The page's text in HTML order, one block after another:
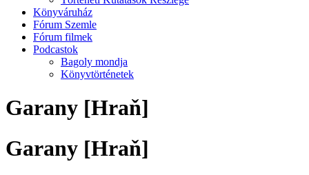
Könyváruház
Fórum Szemle
Fórum filmek
Podcastok
Bagoly mondja
Könyvtörténetek
Garany [Hraň]
Garany [Hraň]